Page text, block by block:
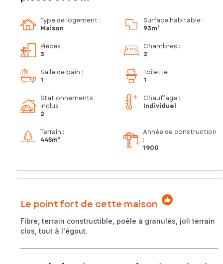
Type de logement :
Maison
Surface habitable :
93m²
Pièces :
3
Chambres :
2
Salle de bain :
1
Toilette :
1
Stationnements
inclus :
2
Chauffage :
Individuel
Terrain :
445m²
Année de construction
:
1900
Le point fort de cette maison
Fibre, terrain constructible, poêle à granulés, joli terrain
clos, tout à l'égout.